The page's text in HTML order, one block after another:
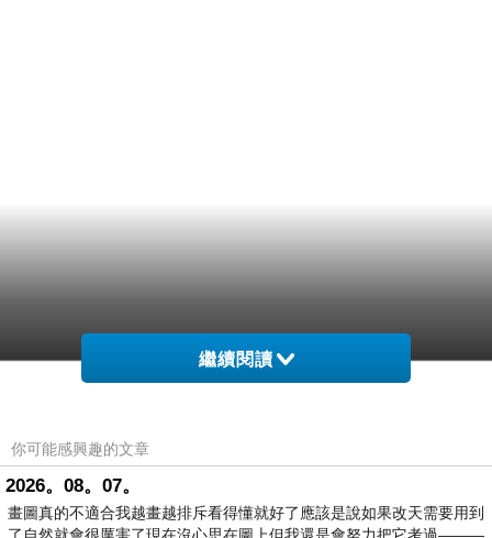
繼續閱讀
你可能感興趣的文章
2026。08。07。
畫圖真的不適合我越畫越排斥看得懂就好了應該是說如果改天需要用到